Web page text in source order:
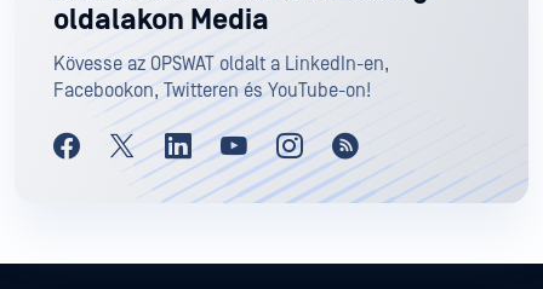
oldalakon Media
Kövesse az OPSWAT oldalt a LinkedIn-en,
Facebookon, Twitteren és YouTube-on!